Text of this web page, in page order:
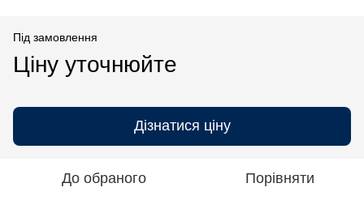
Під замовлення
Ціну уточнюйте
Дізнатися ціну
До обраного Порівняти